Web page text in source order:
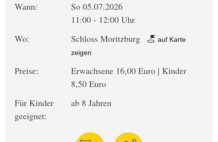
Wann:
So 05.07.2026
11:00 - 12:00 Uhr
Wo:
Schloss Moritzburg
auf Karte
zeigen
Preise:
Erwachsene 16,00 Euro | Kinder
8,50 Euro
Für Kinder
geeignet:
ab 8 Jahren